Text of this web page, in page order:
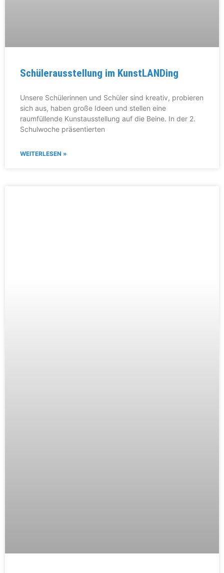
Schülerausstellung im KunstLANDing
Unsere Schülerinnen und Schüler sind kreativ, probieren
sich aus, haben große Ideen und stellen eine
raumfüllende Kunstausstellung auf die Beine. In der 2.
Schulwoche präsentierten
WEITERLESEN »